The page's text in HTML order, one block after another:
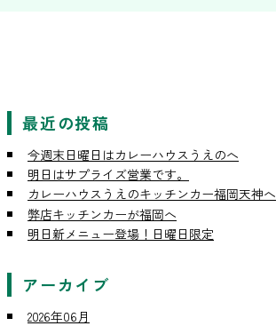
最近の投稿
今週末日曜日はカレーハウスうえのへ
明日はサプライズ営業です。
カレーハウスうえのキッチンカー福岡天神へ
弊店キッチンカーが福岡へ
明日新メニュー登場！日曜日限定
アーカイブ
2026年06月